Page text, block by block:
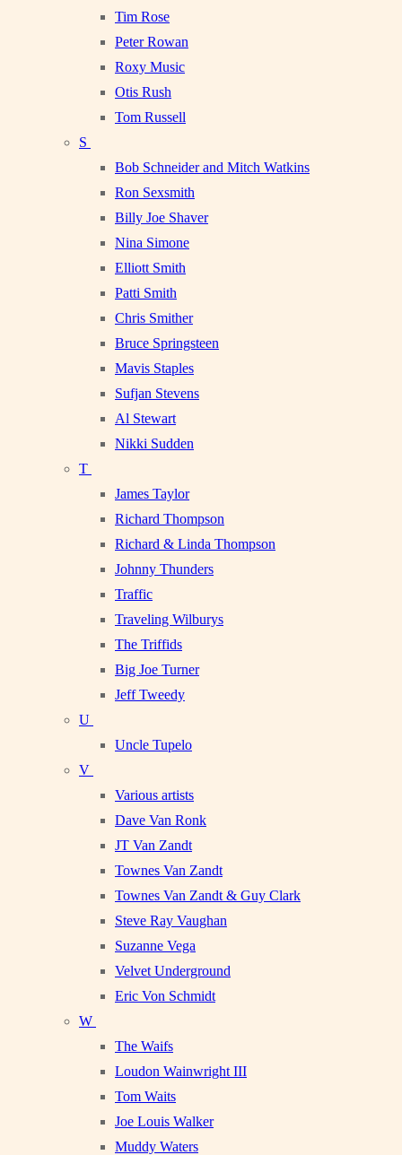
Tim Rose
Peter Rowan
Roxy Music
Otis Rush
Tom Russell
S
Bob Schneider and Mitch Watkins
Ron Sexsmith
Billy Joe Shaver
Nina Simone
Elliott Smith
Patti Smith
Chris Smither
Bruce Springsteen
Mavis Staples
Sufjan Stevens
Al Stewart
Nikki Sudden
T
James Taylor
Richard Thompson
Richard & Linda Thompson
Johnny Thunders
Traffic
Traveling Wilburys
The Triffids
Big Joe Turner
Jeff Tweedy
U
Uncle Tupelo
V
Various artists
Dave Van Ronk
JT Van Zandt
Townes Van Zandt
Townes Van Zandt & Guy Clark
Steve Ray Vaughan
Suzanne Vega
Velvet Underground
Eric Von Schmidt
W
The Waifs
Loudon Wainwright III
Tom Waits
Joe Louis Walker
Muddy Waters